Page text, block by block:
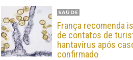
SAÚDE
França recomenda
de contatos de
hantavírus após
confirmado